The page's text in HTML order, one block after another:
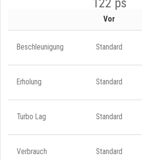
Vor
Beschleunigung Standard
Erholung Standard
Turbo Lag Standard
Verbrauch Standard